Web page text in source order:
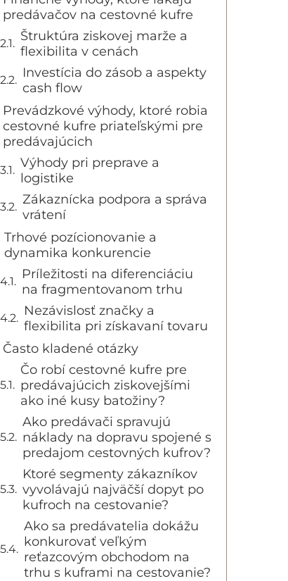
predávačov na cestovné kufre
Štruktúra ziskovej marže a
flexibilita v cenách
Investícia do zásob a aspekty
cash flow
Prevádzkové výhody, ktoré robia
cestovné kufre priateľskými pre
predávajúcich
Výhody pri preprave a
logistike
Zákaznícka podpora a správa
vrátení
Trhové pozícionovanie a
dynamika konkurencie
Príležitosti na diferenciáciu
na fragmentovanom trhu
Nezávislosť značky a
flexibilita pri získavaní tovaru
Často kladené otázky
Čo robí cestovné kufre pre
predávajúcich ziskovejšími
ako iné kusy batožiny?
Ako predávači spravujú
náklady na dopravu spojené s
predajom cestovných kufrov?
Ktoré segmenty zákazníkov
vyvolávajú najväčší dopyt po
kufroch na cestovanie?
Ako sa predávatelia dokážu
konkurovať veľkým
reťazcovým obchodom na
trhu s kuframi na cestovanie?